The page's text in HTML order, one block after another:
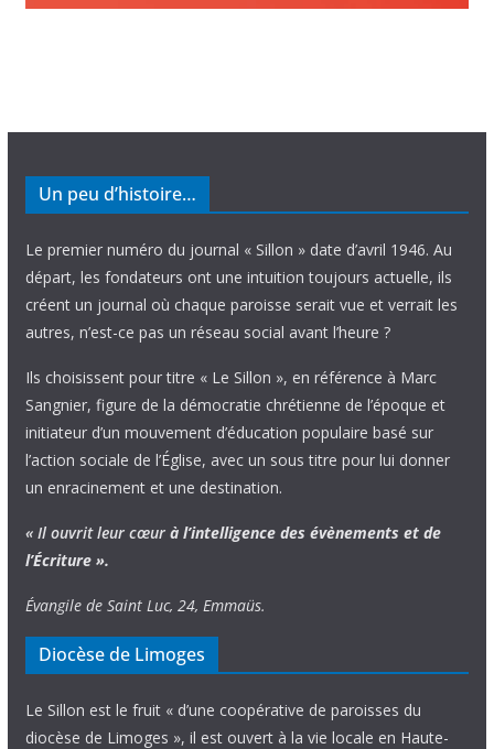
Un peu d’histoire…
Le premier numéro du journal « Sillon » date d’avril 1946. Au
départ, les fondateurs ont une intuition toujours actuelle, ils
créent un journal où chaque paroisse serait vue et verrait les
autres, n’est-ce pas un réseau social avant l’heure ?
Ils choisissent pour titre « Le Sillon », en référence à Marc
Sangnier, figure de la démocratie chrétienne de l’époque et
initiateur d’un mouvement d’éducation populaire basé sur
l’action sociale de l’Église, avec un sous titre pour lui donner
un enracinement et une destination.
« Il ouvrit leur cœur à l’intelligence des évènements et de
l’Écriture ».
Évangile de Saint Luc, 24, Emmaüs.
Diocèse de Limoges
Le Sillon est le fruit « d’une coopérative de paroisses du
diocèse de Limoges », il est ouvert à la vie locale en Haute-